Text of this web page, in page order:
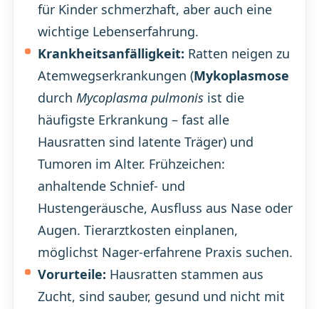
für Kinder schmerzhaft, aber auch eine
wichtige Lebenserfahrung.
Krankheitsanfälligkeit: Ratten neigen zu
Atemwegserkrankungen (Mykoplasmose
durch Mycoplasma pulmonisist die
häufigste Erkrankung – fast alle
Hausratten sind latente Träger) und
Tumoren im Alter. Frühzeichen:
anhaltende Schnief- und
Hustengeräusche, Ausfluss aus Nase oder
Augen. Tierarztkosten einplanen,
möglichst Nager-erfahrene Praxis suchen.
Vorurteile: Hausratten stammen aus
Zucht, sind sauber, gesund und nicht mit